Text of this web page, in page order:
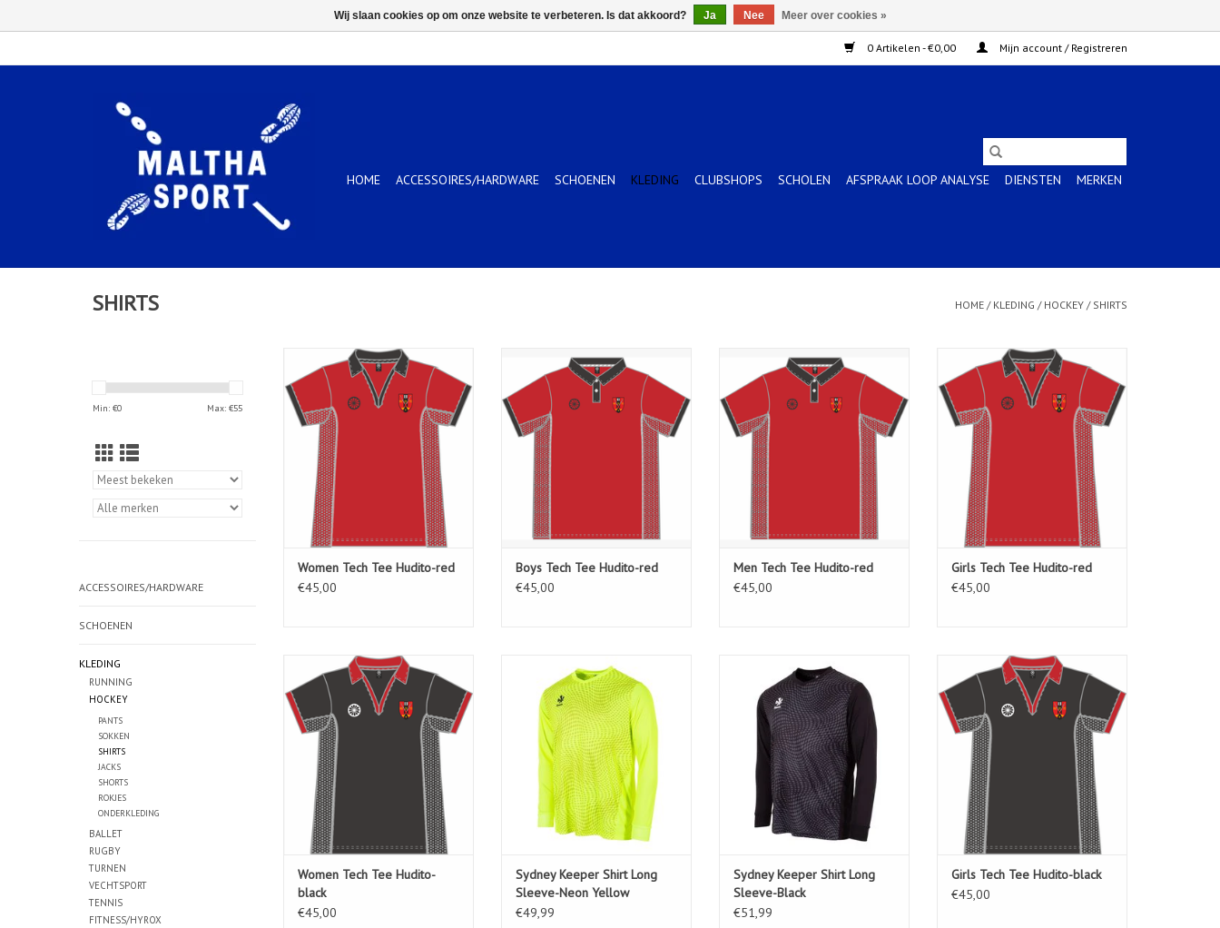
0 Artikelen - €0,00 Mijn account / Registreren
HOME ACCESSOIRES/HARDWARE SCHOENEN KLEDING CLUBSHOPS SCHOLEN AFSPRAAK LOOP ANALYSE DIENSTEN MERKEN
SHIRTS HOME / KLEDING / HOCKEY / SHIRTS
Min: €0 Max: €55
ACCESSOIRES/HARDWARE
SCHOENEN
KLEDING
RUNNING
HOCKEY
PANTS
SOKKEN
SHIRTS
JACKS
SHORTS
ROKJES
ONDERKLEDING
BALLET
RUGBY
TURNEN
VECHTSPORT
TENNIS
FITNESS/HYROX
Women Tech Tee Hudito-red
TOEVOEGEN AAN WINKELWAGEN
Women Tech Tee Hudito-red
€45,00
Boys Tech Tee Hudito-red
TOEVOEGEN AAN WINKELWAGEN
Boys Tech Tee Hudito-red
€45,00
Men Tech Tee Hudito-red
TOEVOEGEN AAN WINKELWAGEN
Men Tech Tee Hudito-red
€45,00
Girls Tech Tee Hudito-red
TOEVOEGEN AAN WINKELWAGEN
Girls Tech Tee Hudito-red
€45,00
Women Tech Tee Hudito-black
TOEVOEGEN AAN WINKELWAGEN
Women Tech Tee Hudito-
black
€45,00
Sydney Keeper Shirt Long Sleeve-
Neon Yellow
TOEVOEGEN AAN WINKELWAGEN
Sydney Keeper Shirt Long
Sleeve-Neon Yellow
€49,99
Sydney Keeper Shirt Long Sleeve-
Black
TOEVOEGEN AAN WINKELWAGEN
Sydney Keeper Shirt Long
Sleeve-Black
€51,99
Girls Tech Tee Hudito-black
TOEVOEGEN AAN WINKELWAGEN
Girls Tech Tee Hudito-black
€45,00
Wij slaan cookies op om onze website te verbeteren. Is dat akkoord? Ja Nee Meer over cookies »